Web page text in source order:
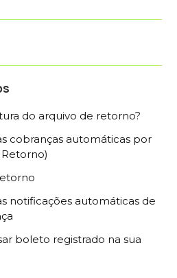
do arquivo de retorno?
cobranças automáticas por
notificações automáticas de
boleto registrado na sua